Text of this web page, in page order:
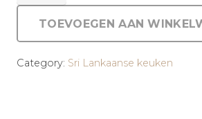
TOEVOEGEN AAN
Category: Sri Lankaanse keuken